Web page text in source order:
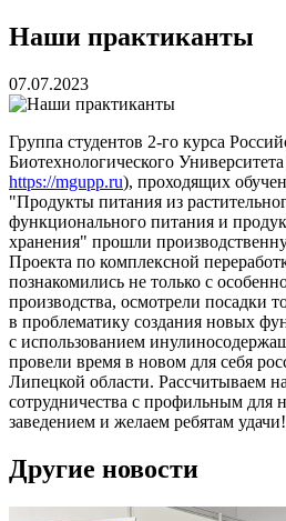
Наши практиканты
07.07.2023
Группа студентов 2-го курса
Биотехнологического
https://mgupp.ru), проходящих
"Продукты питания из
функционального питания и
хранения" прошли
Проекта по комплексной
познакомились не только с
производства, осмотрели посадки
в проблематику создания новых
с использованием
провели время в новом для себя
Липецкой области. Рассчитываем
сотрудничества с профильным
заведением и желаем ребятам удачи!
Другие новости